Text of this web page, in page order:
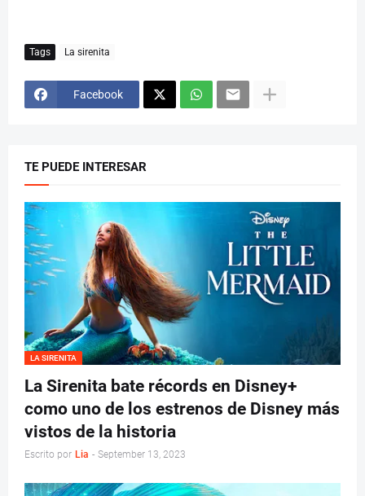
Tags La sirenita
Facebook
TE PUEDE INTERESAR
LA SIRENITA
La Sirenita bate récords en Disney+
como uno de los estrenos de Disney más
vistos de la historia
Escrito por Lia - September 13, 2023